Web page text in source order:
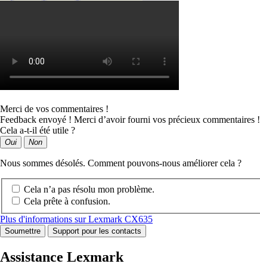
Merci de vos commentaires !
Feedback envoyé ! Merci d’avoir fourni vos précieux commentaires !
Cela a-t-il été utile ?
Oui Non
Nous sommes désolés. Comment pouvons-nous améliorer cela ?
Cela n’a pas résolu mon problème.
Cela prête à confusion.
Plus d'informations sur Lexmark CX635
Soumettre Support pour les contacts
Assistance Lexmark